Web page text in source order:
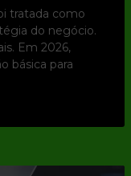
tratada como
do negócio.
Em 2026,
básica para